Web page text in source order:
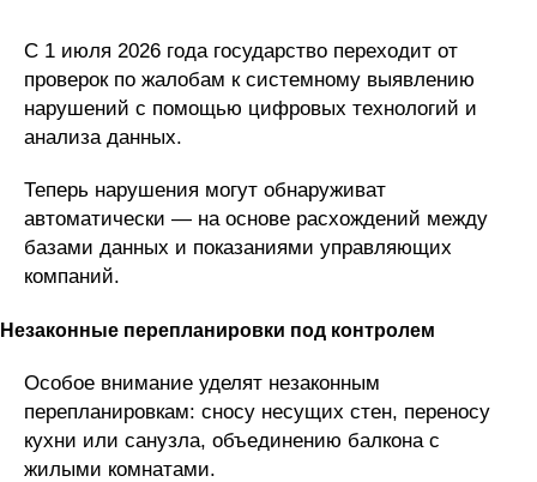
С 1 июля 2026 года государство переходит от
проверок по жалобам к системному выявлению
нарушений с помощью цифровых технологий и
анализа данных.
Теперь нарушения могут обнаруживат
автоматически — на основе расхождений между
базами данных и показаниями управляющих
компаний.
Незаконные перепланировки под контролем
Особое внимание уделят незаконным
перепланировкам: сносу несущих стен, переносу
кухни или санузла, объединению балкона с
жилыми комнатами.